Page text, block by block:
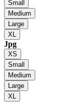
Small
Medium
Large
XL
Jpg
XS
Small
Medium
Large
XL